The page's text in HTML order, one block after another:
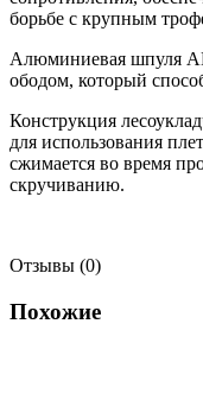
борьбе с крупным
Алюминиевая шпуля
ободом, который
Конструкция
для использования
сжимается во время
скручиванию.
Отзывы (0)
Похожие